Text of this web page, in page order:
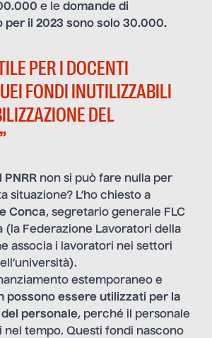
e le domande di
per il 2023 sono solo 30.000.
PER I DOCENTI
FONDI INUTILIZZABILI
DEL
PNRR non si può fare nulla per
situazione? L’ho chiesto a
Conca, segretario generale FLC
(la Federazione Lavoratori della
associa i lavoratori nei settori
estemporaneo e
possono essere utilizzati per la
personale, perché il personale
nel tempo. Questi fondi nascono